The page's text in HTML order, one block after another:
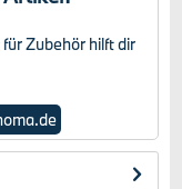
Zubehör hilft dir